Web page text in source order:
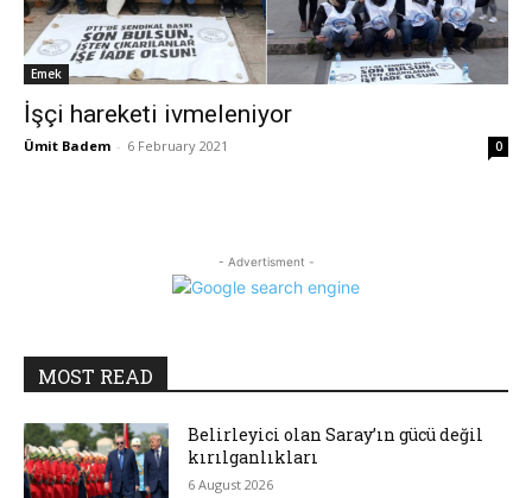
Emek
İşçi hareketi ivmeleniyor
Ümit Badem - 6 February 2021 0
- Advertisment -
MOST READ
Belirleyici olan Saray’ın gücü değil
kırılganlıkları
6 August 2026